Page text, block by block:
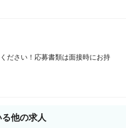
ださい！応募書類は面接時にお持
他の求人